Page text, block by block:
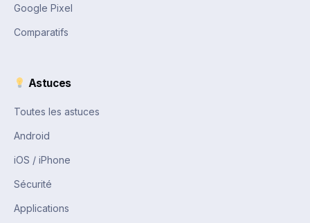
Google Pixel
Comparatifs
Astuces
Toutes les astuces
Android
iOS / iPhone
Sécurité
Applications